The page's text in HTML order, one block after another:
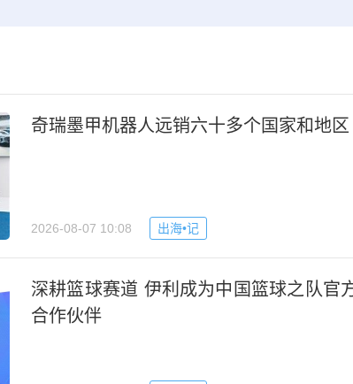
奇瑞墨甲机器人远销六十多个国家和地区
2026-08-07 10:08 出海•记
深耕篮球赛道 伊利成为中国篮球之队官
合作伙伴